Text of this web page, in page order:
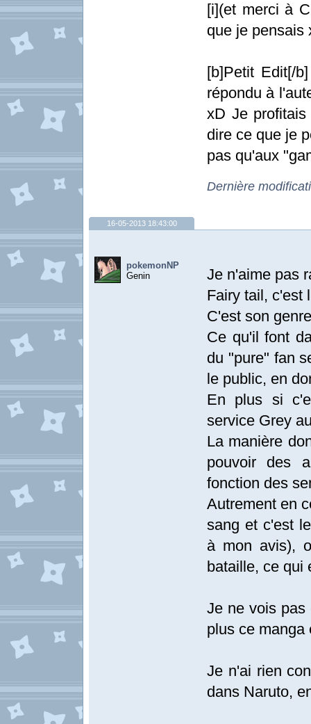
[i](et merci à
que je pensais
[b]Petit Edit[/
répondu à
xD Je
dire ce que je
pas qu'aux
Dernière
16-05-2013 18:43:00
pokemonNP
Genin
Je n'aime pas
Fairy tail, c'est
C'est son
Ce qu'il font
du "pure" fan
le public, en
En plus si
service Grey
La manière
pouvoir des
fonction des
Autrement en
sang et c'est
à mon avis),
bataille, ce qui
Je ne vois pas
plus ce manga
Je n'ai rien
dans Naruto,